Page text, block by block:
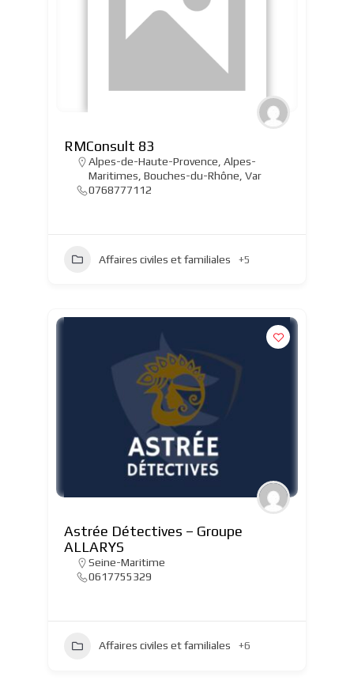
RMConsult 83
Alpes-de-Haute-Provence, Alpes-
Maritimes, Bouches-du-Rhône, Var
0768777112
Affaires civiles et familiales +5
Astrée Détectives – Groupe
ALLARYS
Seine-Maritime
0617755329
Affaires civiles et familiales +6